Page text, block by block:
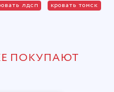
лдсп
кровать томск
ПОКУПАЮТ